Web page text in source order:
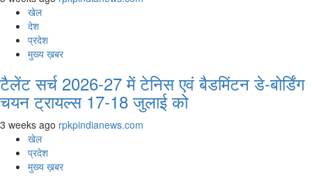
खेल
देश
प्रदेश
मुख्य ख़बर
टैलेंट सर्च 2026-27 में टेनिस एवं बैडमिंटन डे-बोर्डिंग
चयन ट्रायल्स 17-18 जुलाई को
3 weeks ago rpkpindianews.com
खेल
प्रदेश
मुख्य ख़बर